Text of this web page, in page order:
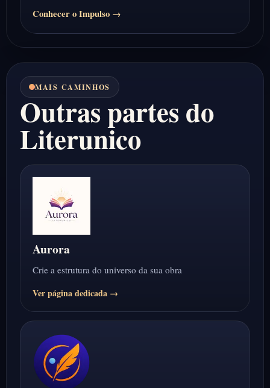
Conhecer o Impulso →
MAIS CAMINHOS
Outras partes do
Literunico
Aurora
Crie a estrutura do universo da sua obra
Ver página dedicada →